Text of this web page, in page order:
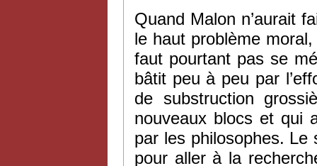
Quand Malon n’aurait
le haut problème
faut pourtant pas se
bâtit peu à peu par
de substruction
nouveaux blocs et qui
par les philosophes. Le
pour aller à la